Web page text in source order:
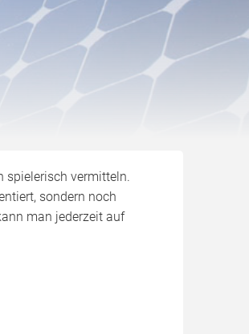
spielerisch vermitteln.
sondern noch
man jederzeit auf